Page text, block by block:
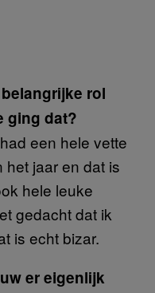
rol
ging dat?
een hele vette
jaar en dat is
hele leuke
gedacht dat ik
is echt bizar.
er eigenlijk